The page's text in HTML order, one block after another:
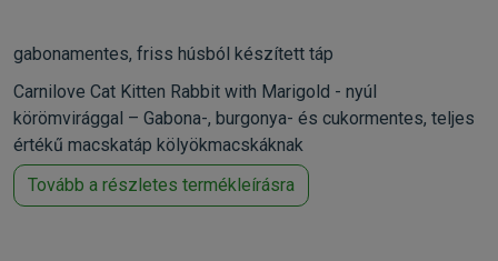
gabonamentes, friss húsból készített táp
Carnilove Cat Kitten Rabbit with Marigold - nyúl
körömvirággal – Gabona-, burgonya- és cukormentes, teljes
értékű macskatáp kölyökmacskáknak
Tovább a részletes termékleírásra